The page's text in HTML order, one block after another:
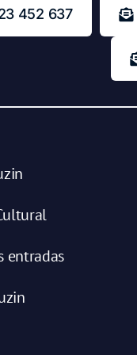
452 637
entradas